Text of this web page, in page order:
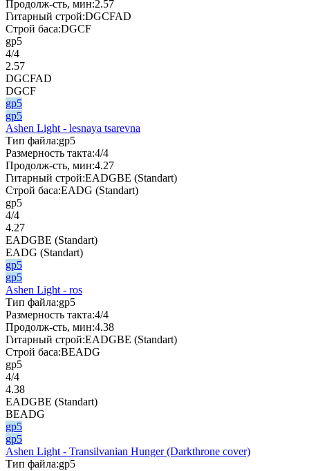
Продолж-сть, мин:2.57
Гитарный строй:DGCFAD
Строй баса:DGCF
gp5
4/4
2.57
DGCFAD
DGCF
gp5
gp5
Ashen Light - lesnaya tsarevna
Тип файла:gp5
Размерность такта:4/4
Продолж-сть, мин:4.27
Гитарный строй:EADGBE (Standart)
Строй баса:EADG (Standart)
gp5
4/4
4.27
EADGBE (Standart)
EADG (Standart)
gp5
gp5
Ashen Light - ros
Тип файла:gp5
Размерность такта:4/4
Продолж-сть, мин:4.38
Гитарный строй:EADGBE (Standart)
Строй баса:BEADG
gp5
4/4
4.38
EADGBE (Standart)
BEADG
gp5
gp5
Ashen Light - Transilvanian Hunger (Darkthrone cover)
Тип файла:gp5